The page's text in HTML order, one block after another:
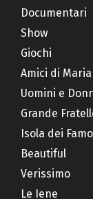
Documentari
Show
Giochi
Amici di
Uomini e
Grande
Isola dei
Beautiful
Verissimo
Le Iene